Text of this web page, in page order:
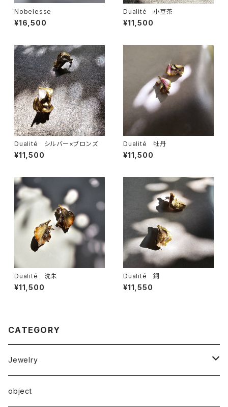
Nobelesse
¥16,500
Dualité 小豆茶
¥11,500
Dualité シルバー×ブロンズ
¥11,500
Dualité 牡丹
¥11,500
Dualité 洗朱
¥11,500
Dualité 銅
¥11,550
CATEGORY
Jewelry
ピアス
object